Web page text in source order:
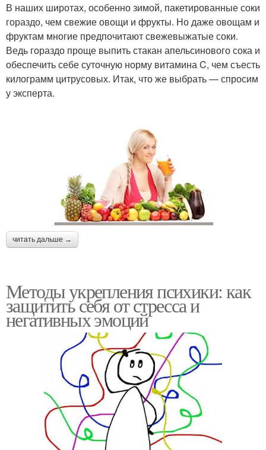
В наших широтах, особенно зимой, пакетированные соки
гораздо, чем свежие овощи и фрукты. Но даже овощам и
фруктам многие предпочитают свежевыжатые соки.
Ведь гораздо проще выпить стакан апельсинового сока и
обеспечить себе суточную норму витамина C, чем съесть
килограмм цитрусовых. Итак, что же выбрать — спросим
у эксперта.
читать дальше →
Методы укрепления психики: как
защитить себя от стресса и
негативных эмоций